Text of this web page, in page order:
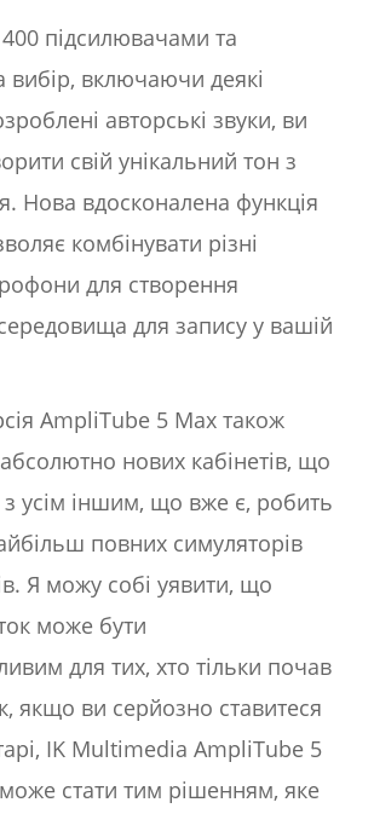
підсилювачами та
вибір, включаючи деякі
авторські звуки, ви
свій унікальний тон з
Нова вдосконалена функція
комбінувати різні
для створення
для запису у вашій
AmpliTube 5 Max також
нових кабінетів, що
з усім іншим, що вже є, робить
повних симуляторів
Я можу собі уявити, що
може бути
для тих, хто тільки почав
якщо ви серйозно ставитеся
IK Multimedia AmpliTube 5
стати тим рішенням, яке